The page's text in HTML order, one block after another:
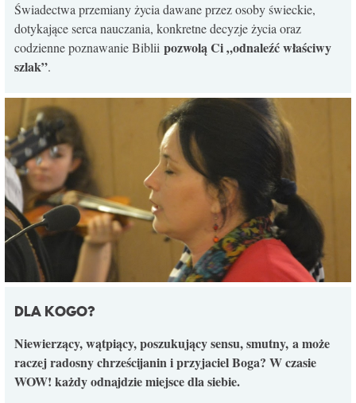
KONTAKT
Świadectwa przemiany życia dawane przez osoby świeckie,
dotykające serca nauczania, konkretne decyzje życia oraz
codzienne poznawanie Biblii pozwolą Ci „odnaleźć właściwy
szlak”.
DLA KOGO?
Niewierzący, wątpiący, poszukujący sensu, smutny, a może
raczej radosny chrześcijanin i przyjaciel Boga? W czasie
WOW! każdy odnajdzie miejsce dla siebie.